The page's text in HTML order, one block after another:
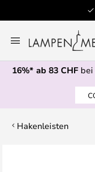
Inhalt
springen
16%* ab 83 CHFbei
Hakenleisten